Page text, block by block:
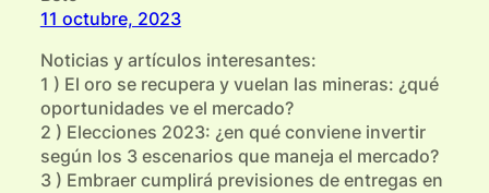
11 octubre, 2023
Noticias y artículos interesantes:
1 ) El oro se recupera y vuelan las mineras: ¿qué
oportunidades ve el mercado?
2 ) Elecciones 2023: ¿en qué conviene invertir
según los 3 escenarios que maneja el mercado?
3 ) Embraer cumplirá previsiones de entregas en